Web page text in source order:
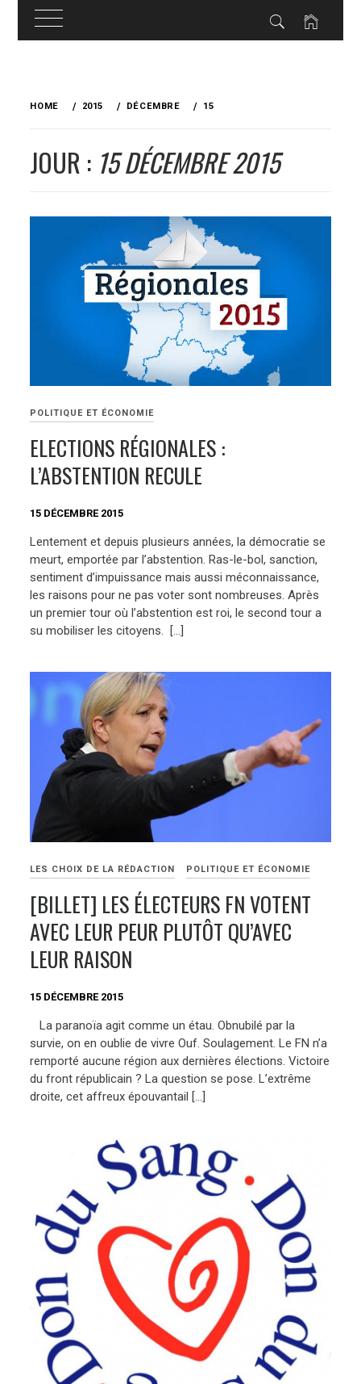
HOME 2015 DÉCEMBRE 15
JOUR : 15 DÉCEMBRE 2015
POLITIQUE ET ÉCONOMIE
ELECTIONS RÉGIONALES :
L’ABSTENTION RECULE
15 DÉCEMBRE 2015
Lentement et depuis plusieurs années, la démocratie se
meurt, emportée par l’abstention. Ras-le-bol, sanction,
sentiment d’impuissance mais aussi méconnaissance,
les raisons pour ne pas voter sont nombreuses. Après
un premier tour où l’abstention est roi, le second tour a
su mobiliser les citoyens. […]
LES CHOIX DE LA RÉDACTION POLITIQUE ET ÉCONOMIE
[BILLET] LES ÉLECTEURS FN VOTENT
AVEC LEUR PEUR PLUTÔT QU’AVEC
LEUR RAISON
15 DÉCEMBRE 2015
La paranoïa agit comme un étau. Obnubilé par la
survie, on en oublie de vivre Ouf. Soulagement. Le FN n’a
remporté aucune région aux dernières élections. Victoire
du front républicain ? La question se pose. L’extrême
droite, cet affreux épouvantail […]